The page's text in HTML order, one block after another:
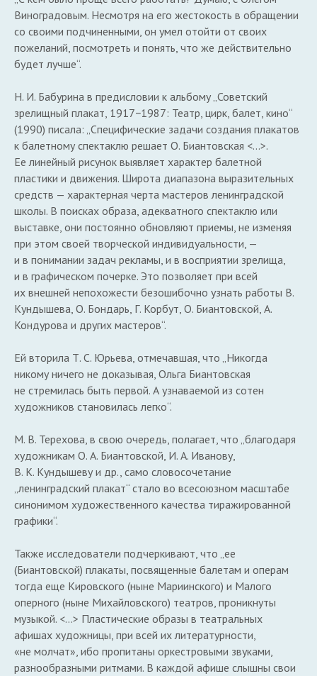
Виноградовым. Несмотря на его жестокость в обращении
со своими подчиненными, он умел отойти от своих
пожеланий, посмотреть и понять, что же действительно
будет лучше“.
Н. И. Бабурина в предисловии к альбому „Советский
зрелищный плакат, 1917−1987: Театр, цирк, балет, кино“
(1990) писала: „Специфические задачи создания плакатов
к балетному спектаклю решает О. Биантовская <…>.
Ее линейный рисунок выявляет характер балетной
пластики и движения. Широта диапазона выразительных
средств — характерная черта мастеров ленинградской
школы. В поисках образа, адекватного спектаклю или
выставке, они постоянно обновляют приемы, не изменяя
при этом своей творческой индивидуальности, —
и в понимании задач рекламы, и в восприятии зрелища,
и в графическом почерке. Это позволяет при всей
их внешней непохожести безошибочно узнать работы В.
Кундышева, О. Бондарь, Г. Корбут, О. Биантовской, А.
Кондурова и других мастеров“.
Ей вторила Т. С. Юрьева, отмечавшая, что „Никогда
никому ничего не доказывая, Ольга Биантовская
не стремилась быть первой. А узнаваемой из сотен
художников становилась легко“.
М. В. Терехова, в свою очередь, полагает, что „благодаря
художникам О. А. Биантовской, И. А. Иванову,
В. К. Кундышеву и др., само словосочетание
„ленинградский плакат“ стало во всесоюзном масштабе
синонимом художественного качества тиражированной
графики“.
Также исследователи подчеркивают, что „ее
(Биантовской) плакаты, посвященные балетам и операм
тогда еще Кировского (ныне Мариинского) и Малого
оперного (ныне Михайловского) театров, проникнуты
музыкой. <…> Пластические образы в театральных
афишах художницы, при всей их литературности,
«не молчат», ибо пропитаны оркестровыми звуками,
разнообразными ритмами. В каждой афише слышны свои